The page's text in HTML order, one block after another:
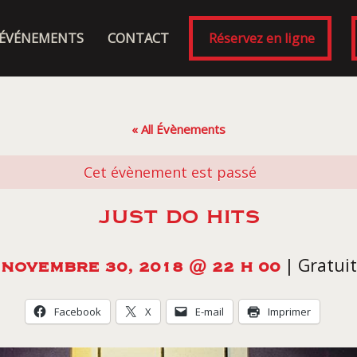
ÉVÉNEMENTS CONTACT Réservez en ligne
« All Évènements
Cet évènement est passé
JUST DO HITS
NOVEMBRE 30, 2018 @ 22 H 00 | Gratuit
Facebook X E-mail Imprimer